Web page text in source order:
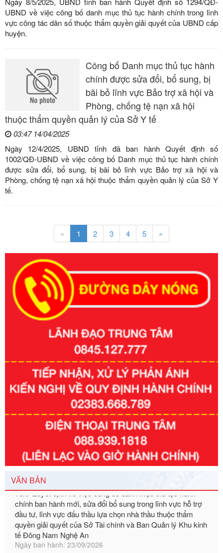
UBND về việc công bố danh mục thủ tục hành chính trong lĩnh
vực công tác dân số thuộc thẩm quyền giải quyết của UBND cấp
huyện.
Công bố Danh mục thủ tục hành
chính được sửa đổi, bổ sung, bị
bãi bỏ lĩnh vực Bảo trợ xã hội và
Phòng, chống tệ nạn xã hội
thuộc thẩm quyền quản lý của Sở Y tế
03:47 14/04/2025
Ngày 12/4/2025, UBND tỉnh đã ban hành Quyết định số
1002/QĐ-UBND về việc công bố Danh mục thủ tục hành chính
được sửa đổi, bổ sung, bị bãi bỏ lĩnh vực Bảo trợ xã hội và
Phòng, chống tệ nạn xã hội thuộc thẩm quyền quản lý của Sở Y
tế.
« 1 2 3 4 5 »
VĂN BẢN
351/2025/NĐ-CP
Tên: Nghị định số 351/2025/NĐ-CP của Chính phủ: Quy
định chuẩn nghèo đa chiều quốc gia giai đoạn 2026 - 2030
Ngày ban hành: 29/12/2026
3014/QĐ-UBND
Tên: Quyết định về việc công bố danh mục thủ tục hành
chính ban hành mới, sửa đổi bổ sung trong lĩnh vực hỗ trợ
đầu tư, lĩnh vực đấu thầu lựa chọn nhà thầu thuộc thẩm
tế Đông Nam Nghệ An
Ngày ban hành: 23/09/2026
Số kí hiệu:292/2026/NĐ-CP
Tên: Nghị định số 292/2026/NĐ-CP của Chính phủ: Quy
định chi tiết một số điều và biện pháp để tổ chức, hướng